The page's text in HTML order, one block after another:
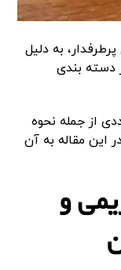
به دلیل
دسته بندی
از جمله نحوه
این مقاله به آن
و